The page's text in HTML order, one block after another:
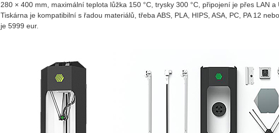
280 × 400 mm, maximální teplota lůžka 150 °C, trysky 300 °C, připojení je přes LAN a
Tiskárna je kompatibilní s řadou materiálů, třeba ABS, PLA, HIPS, ASA, PC, PA 12
je 5999 eur.